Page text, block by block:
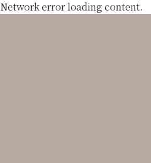
Network error loading content.